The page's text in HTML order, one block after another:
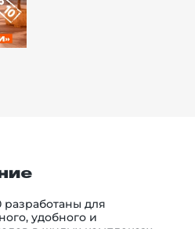
для
удобного и